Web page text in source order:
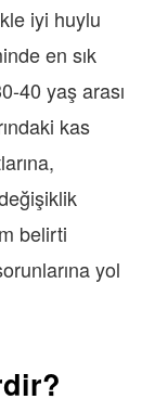
iyi huylu
en sık
40 yaş arası
kas
belirti
yol